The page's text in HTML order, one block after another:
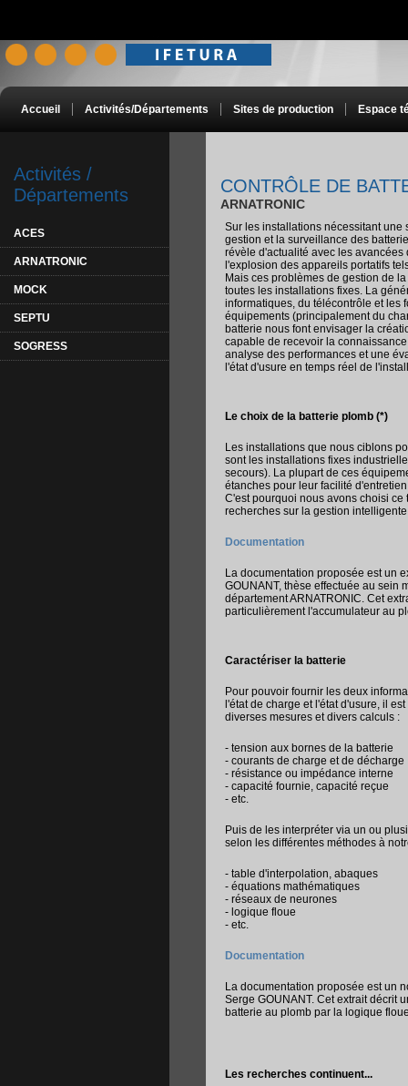
Accueil Activités/Départements Sites de production Espace
Activités /
Départements
ACES
ARNATRONIC
MOCK
SEPTU
SOGRESS
CONTRÔLE DE
ARNATRONIC
Sur les installations nécessitant une
gestion et la surveillance des
révèle d'actualité avec les
l'explosion des appareils portatifs
Mais ces problèmes de gestion de
toutes les installations fixes. La
informatiques, du télécontrôle et les
équipements (principalement du
batterie nous font envisager la
capable de recevoir la
analyse des performances et une
l'état d'usure en temps réel de
Le choix de la batterie plomb (*)
Les installations que nous ciblons
sont les installations fixes
secours). La plupart de ces
étanches pour leur facilité
C'est pourquoi nous avons choisi ce
recherches sur la gestion
Documentation
La documentation proposée est un
GOUNANT, thèse effectuée au sein
département ARNATRONIC. Cet
particulièrement l'accumulateur au
Caractériser la batterie
Pour pouvoir fournir les deux
l'état de charge et l'état d'usure, il
diverses mesures et divers calculs :
- tension aux bornes de la batterie
- courants de charge et de décharge
- résistance ou impédance interne
- capacité fournie, capacité reçue
- etc.
Puis de les interpréter via un ou
selon les différentes méthodes à
- table d'interpolation, abaques
- équations mathématiques
- réseaux de neurones
- logique floue
- etc.
Documentation
La documentation proposée est un
Serge GOUNANT. Cet extrait décrit
batterie au plomb par la logique
Les recherches continuent...